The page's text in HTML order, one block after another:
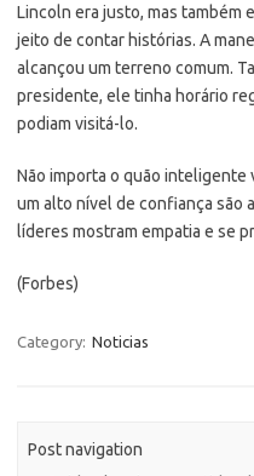
Lincoln era justo, mas também
jeito de contar histórias. A
alcançou um terreno comum.
presidente, ele tinha horário
podiam visitá-lo.
Não importa o quão inteligente
um alto nível de confiança são
líderes mostram empatia e se
(Forbes)
Category: Noticias
Post navigation